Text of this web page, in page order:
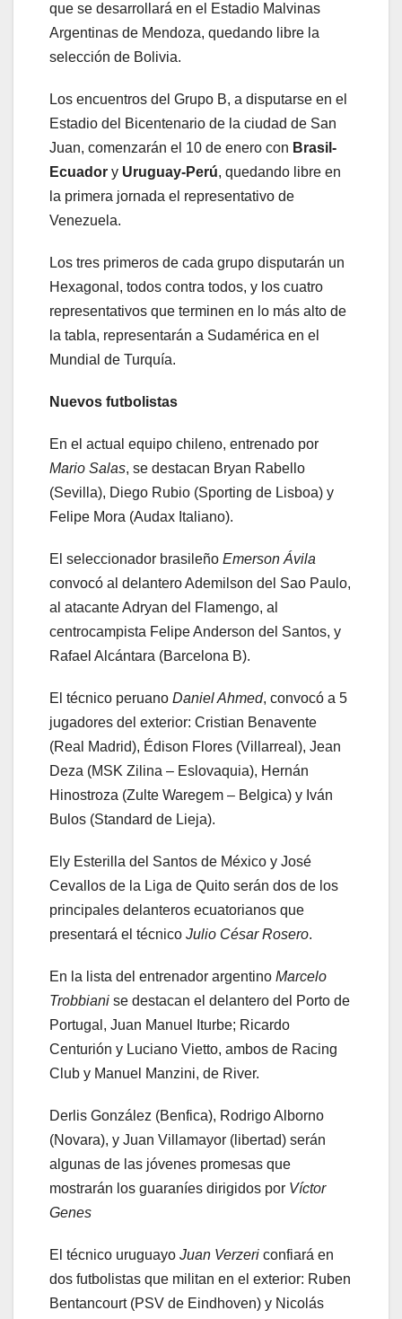
que se desarrollará en el Estadio Malvinas
Argentinas de Mendoza, quedando libre la
selección de Bolivia.
Los encuentros del Grupo B, a disputarse en el
Estadio del Bicentenario de la ciudad de San
Juan, comenzarán el 10 de enero con Brasil-
Ecuador y Uruguay-Perú, quedando libre en
la primera jornada el representativo de
Venezuela.
Los tres primeros de cada grupo disputarán un
Hexagonal, todos contra todos, y los cuatro
representativos que terminen en lo más alto de
la tabla, representarán a Sudamérica en el
Mundial de Turquía.
Nuevos futbolistas
En el actual equipo chileno, entrenado por
Mario Salas, se destacan Bryan Rabello
(Sevilla), Diego Rubio (Sporting de Lisboa) y
Felipe Mora (Audax Italiano).
El seleccionador brasileño Emerson Ávila
convocó al delantero Ademilson del Sao Paulo,
al atacante Adryan del Flamengo, al
centrocampista Felipe Anderson del Santos, y
Rafael Alcántara (Barcelona B).
El técnico peruano Daniel Ahmed, convocó a 5
jugadores del exterior: Cristian Benavente
(Real Madrid), Édison Flores (Villarreal), Jean
Deza (MSK Zilina – Eslovaquia), Hernán
Hinostroza (Zulte Waregem – Belgica) y Iván
Bulos (Standard de Lieja).
Ely Esterilla del Santos de México y José
Cevallos de la Liga de Quito serán dos de los
principales delanteros ecuatorianos que
presentará el técnico Julio César Rosero.
En la lista del entrenador argentino Marcelo
Trobbiani se destacan el delantero del Porto de
Portugal, Juan Manuel Iturbe; Ricardo
Centurión y Luciano Vietto, ambos de Racing
Club y Manuel Manzini, de River.
Derlis González (Benfica), Rodrigo Alborno
(Novara), y Juan Villamayor (libertad) serán
algunas de las jóvenes promesas que
mostrarán los guaraníes dirigidos por Víctor
Genes
El técnico uruguayo Juan Verzeri confiará en
dos futbolistas que militan en el exterior: Ruben
Bentancourt (PSV de Eindhoven) y Nicolás